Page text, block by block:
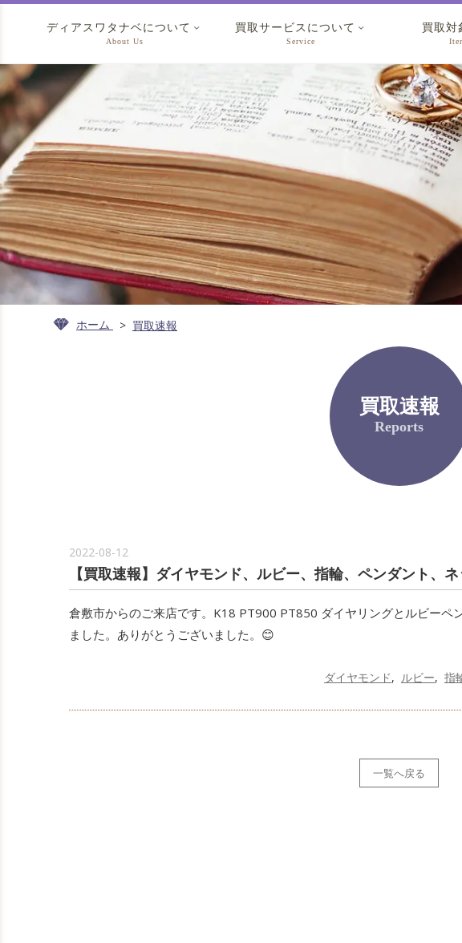
ディアスワタナベについて 
About Us
買取サービスについて 
Service
買取対
ホーム 買取速報
買取速報
Reports
2022-08-12
【買取速報】ダイヤモンド、ルビー、指輪、ペンダント、
倉敷市からのご来店です。K18 PT900 PT850 ダイヤリングとルビーペ
ました。ありがとうございました。😊
ダイヤモンド ルビー 指
一覧へ戻る